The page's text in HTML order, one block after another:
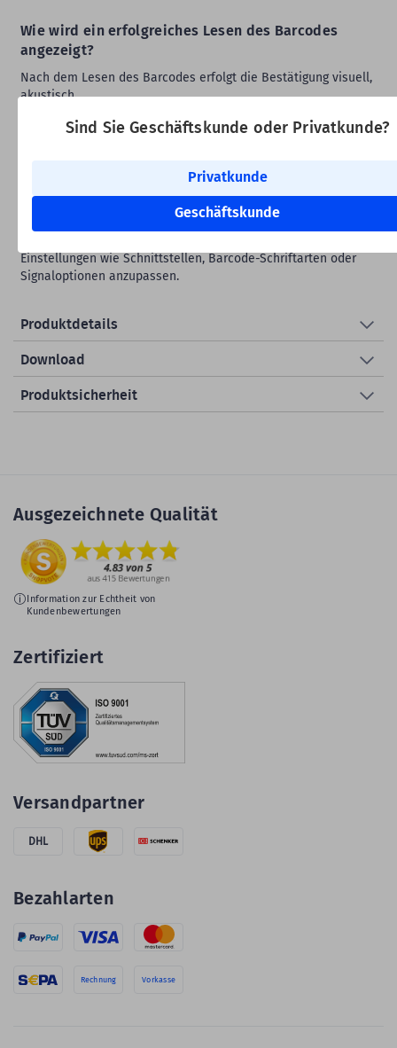
Sind Sie Geschäftskunde oder Privatkunde?
Privatkunde
Geschäftskunde
Wie wird ein erfolgreiches Lesen des Barcodes
angezeigt?
Nach dem Lesen des Barcodes erfolgt die Bestätigung visuell,
akustisch.
Barcodescanner am PC einrichten. Das Windows-
Einstellungen wie Schnittstellen, Barcode-Schriftarten oder
Signaloptionen anzupassen.
Produktdetails
Download
Produktsicherheit
Ausgezeichnete Qualität
Information zur Echtheit von
Kundenbewertungen
Zertifiziert
Versandpartner
DHL
Bezahlarten
Rechnung Vorkasse